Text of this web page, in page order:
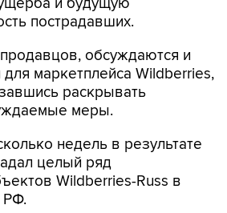
и будущую
пострадавших.
обсуждаются и
маркетплейса Wildberries,
раскрывать
меры.
недель в результате
целый ряд
Wildberries-Russ в
РФ.